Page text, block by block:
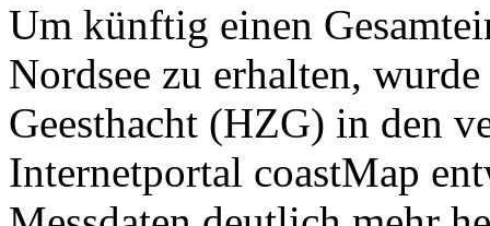
Um künftig einen
Nordsee zu erhalten,
Geesthacht (HZG) in den
Internetportal coastMap